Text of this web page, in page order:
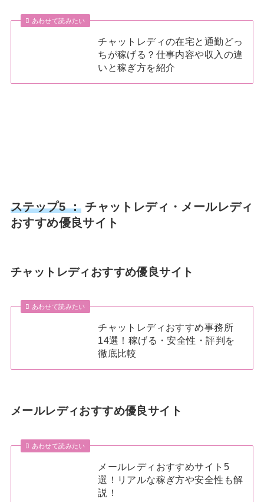
あわせて読みたい
チャットレディの在宅と通勤どっ
ちが稼げる？仕事内容や収入の違
いと稼ぎ方を紹介
ステップ5 ：チャットレディ・メールレディ
おすすめ優良サイト
チャットレディおすすめ優良サイト
あわせて読みたい
チャットレディおすすめ事務所
14選！稼げる・安全性・評判を
徹底比較
メールレディおすすめ優良サイト
あわせて読みたい
メールレディおすすめサイト5
選！リアルな稼ぎ方や安全性も解
説！